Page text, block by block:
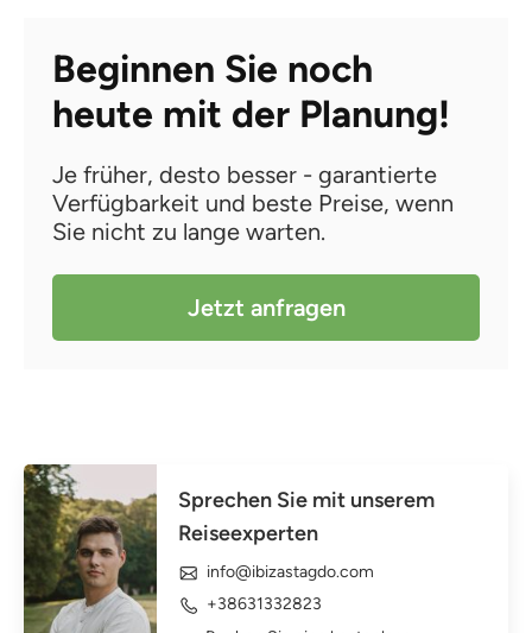
Beginnen Sie noch
heute mit der Planung!
Je früher, desto besser - garantierte
Verfügbarkeit und beste Preise, wenn
Sie nicht zu lange warten.
Jetzt anfragen
Sprechen Sie mit unserem
Reiseexperten
info@ibizastagdo.com
+38631332823